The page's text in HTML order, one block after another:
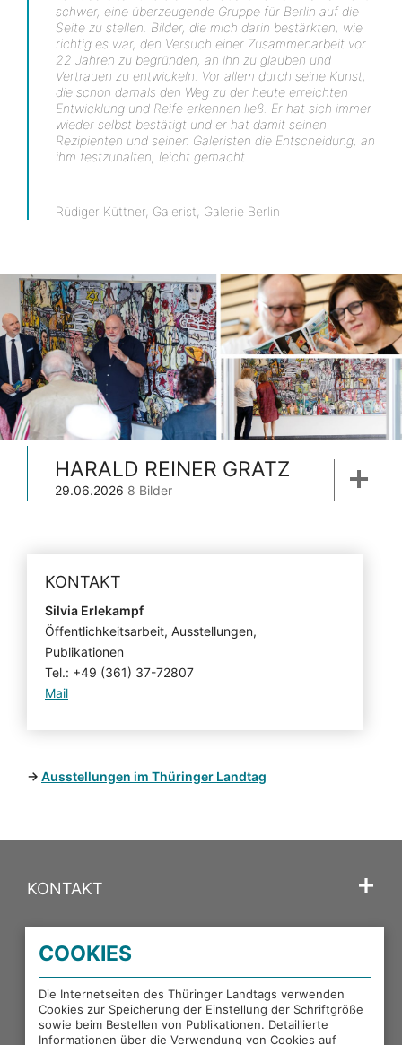
schwer, eine überzeugende Gruppe für Berlin auf die
Seite zu stellen. Bilder, die mich darin bestärkten, wie
richtig es war, den Versuch einer Zusammenarbeit vor
22 Jahren zu begründen, an ihn zu glauben und
Vertrauen zu entwickeln. Vor allem durch seine Kunst,
die schon damals den Weg zu der heute erreichten
Entwicklung und Reife erkennen ließ. Er hat sich immer
wieder selbst bestätigt und er hat damit seinen
Rezipienten und seinen Galeristen die Entscheidung, an
ihm festzuhalten, leicht gemacht.
Rüdiger Küttner, Galerist, Galerie Berlin
HARALD REINER GRATZ
29.06.2026 8 Bilder
KONTAKT
Silvia Erlekampf
Öffentlichkeitsarbeit, Ausstellungen,
Publikationen
Tel.: +49 (361) 37-72807
Mail
→ Ausstellungen im Thüringer Landtag
KONTAKT
PORTALE DES THÜRINGER LANDTAGS
COOKIES
Die Internetseiten des Thüringer Landtags verwenden
Cookies zur Speicherung der Einstellung der Schriftgröße
sowie beim Bestellen von Publikationen. Detaillierte
Informationen über die Verwendung von Cookies auf